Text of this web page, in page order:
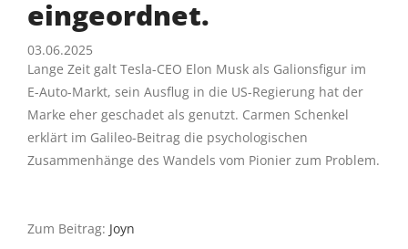
eingeordnet.
03.06.2025
Lange Zeit galt Tesla-CEO Elon Musk als Galionsfigur im
E-Auto-Markt, sein Ausflug in die US-Regierung hat der
Marke eher geschadet als genutzt. Carmen Schenkel
erklärt im Galileo-Beitrag die psychologischen
Zusammenhänge des Wandels vom Pionier zum Problem.
Zum Beitrag: Joyn